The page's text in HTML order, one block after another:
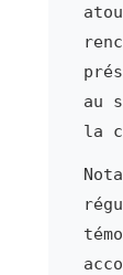
au
la